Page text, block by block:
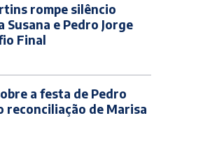
rompe silêncio
Susana e Pedro Jorge
Final
a festa de Pedro
reconciliação de Marisa